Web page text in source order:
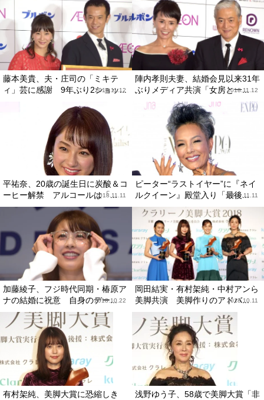
藤本美貴、夫・庄司の「ミキテ
ィ」芸に感謝 9年ぶり2ショッ...
2018.11.12
陣内孝則夫妻、結婚会見以来31年
ぶりメディア共演「女房と一...
2018.11.12
平祐奈、20歳の誕生日に炭酸＆コ
ーヒー解禁 アルコールは「...
2018.11.11
ピーター“ラストイヤー”に『ネイ
ルクイーン』殿堂入り「最後...
2018.11.11
加藤綾子、フジ時代同期・椿原ア
ナの結婚に祝意 自身のデー...
2018.10.22
岡田結実・有村架純・中村アンら
美脚共演 美脚作りのアドバ...
2018.10.11
有村架純、美脚大賞に恐縮しき
浅野ゆう子、58歳で美脚大賞「非